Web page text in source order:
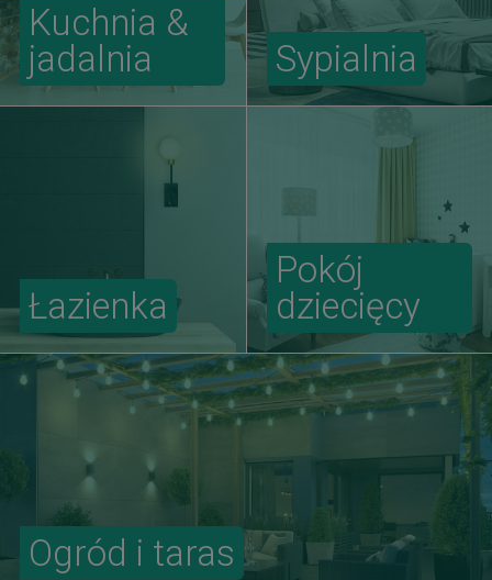
Kuchnia &
jadalnia
Sypialnia
Ogród i taras
Łazienka
Pokój
dziecięcy